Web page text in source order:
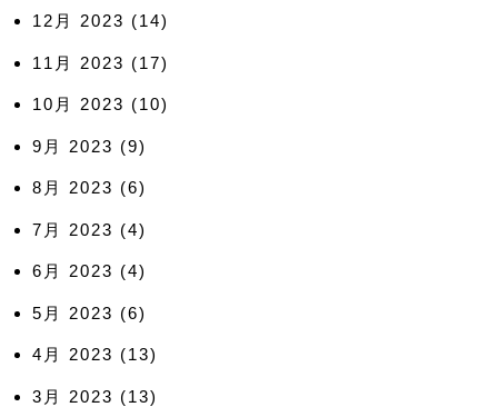
12月 2023 (14)
11月 2023 (17)
10月 2023 (10)
9月 2023 (9)
8月 2023 (6)
7月 2023 (4)
6月 2023 (4)
5月 2023 (6)
4月 2023 (13)
3月 2023 (13)